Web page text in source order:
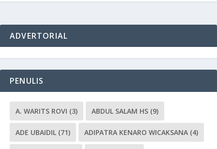
ADVERTORIAL
PENULIS
A. WARITS ROVI (3) ABDUL SALAM HS (9)
ADE UBAIDIL (71) ADIPATRA KENARO WICAKSANA (4)